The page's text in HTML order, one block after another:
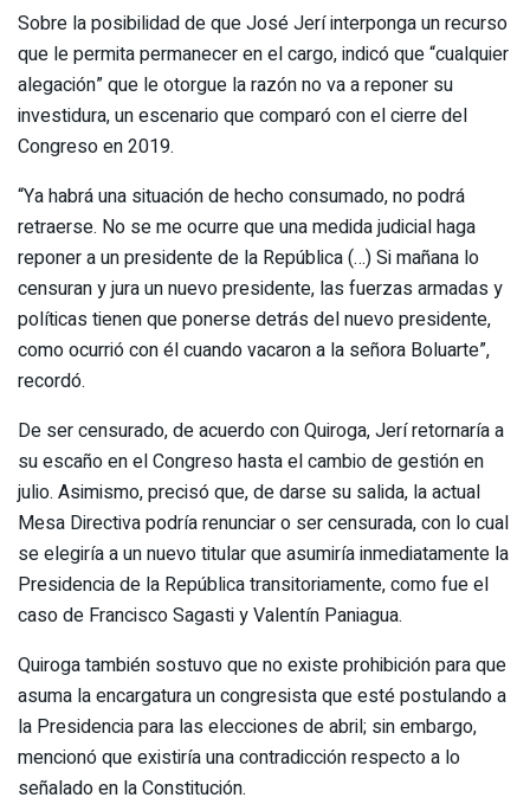
Sobre la posibilidad de que José Jerí interponga un recurso
que le permita permanecer en el cargo, indicó que “cualquier
alegación” que le otorgue la razón no va a reponer su
investidura, un escenario que comparó con el cierre del
Congreso en 2019.
“Ya habrá una situación de hecho consumado, no podrá
retraerse. No se me ocurre que una medida judicial haga
reponer a un presidente de la República (…) Si mañana lo
censuran y jura un nuevo presidente, las fuerzas armadas y
políticas tienen que ponerse detrás del nuevo presidente,
como ocurrió con él cuando vacaron a la señora Boluarte”,
recordó.
De ser censurado, de acuerdo con Quiroga, Jerí retornaría a
su escaño en el Congreso hasta el cambio de gestión en
julio. Asimismo, precisó que, de darse su salida, la actual
Mesa Directiva podría renunciar o ser censurada, con lo cual
se elegiría a un nuevo titular que asumiría inmediatamente la
Presidencia de la República transitoriamente, como fue el
caso de Francisco Sagasti y Valentín Paniagua.
Quiroga también sostuvo que no existe prohibición para que
asuma la encargatura un congresista que esté postulando a
la Presidencia para las elecciones de abril; sin embargo,
mencionó que existiría una contradicción respecto a lo
señalado en la Constitución.